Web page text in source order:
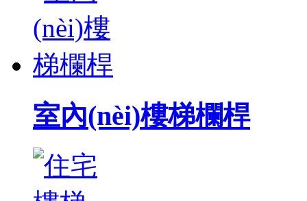
室內(nèi)樓梯欄桿